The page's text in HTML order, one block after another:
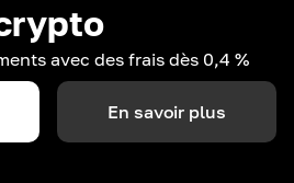
avec des frais dès 0,4 %
En savoir plus